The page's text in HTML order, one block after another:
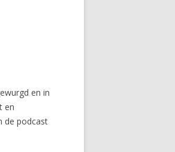
en in
en
de podcast